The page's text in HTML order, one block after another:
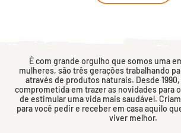
É com grande orgulho que somos uma
mulheres, são três gerações trabalhando
através de produtos naturais. Desde
comprometida em trazer as novidades para
de estimular uma vida mais saudável.
para você pedir e receber em casa aquilo
viver melhor.